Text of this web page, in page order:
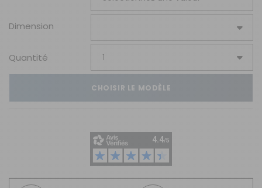
Dimension
Quantité
CHOISIR LE MODÈLE